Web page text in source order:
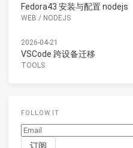
Fedora43 安装与配置 nodejs
WEB / NODEJS
2026-04-21
VSCode 跨设备迁移
TOOLS
FOLLOW.IT